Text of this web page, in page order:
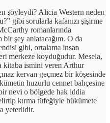
şöyleydi? Alicia Western neden
gibi sorularla kafanızı şişirme
romanlarında
bir şey anlatacağım. O da
gibi, ortalama insan
merkeze koyduğudur. Mesela,
kitaba ismini veren Arthur
kervan geçmez bir köşesinde
huzurlu cennet bahçesine
nevi o bölgede hak iddia
kırma tüfeğiyle hükümete
yeterlidir.